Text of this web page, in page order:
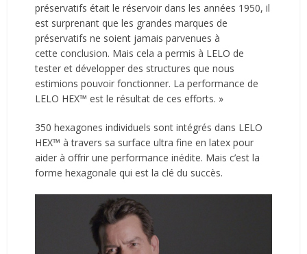
préservatifs était le réservoir dans les années 1950, il
est surprenant que les grandes marques de
préservatifs ne soient jamais parvenues à
cette conclusion. Mais cela a permis à LELO de
tester et développer des structures que nous
estimions pouvoir fonctionner. La performance de
LELO HEX™ est le résultat de ces efforts. »
350 hexagones individuels sont intégrés dans LELO
HEX™ à travers sa surface ultra fine en latex pour
aider à offrir une performance inédite. Mais c’est la
forme hexagonale qui est la clé du succès.